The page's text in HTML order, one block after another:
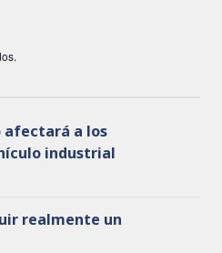
afectará a los
industrial
realmente un